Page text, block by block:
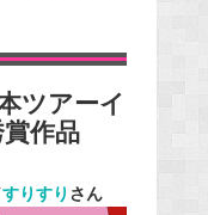
ツアーイ
作品
すりすり さん